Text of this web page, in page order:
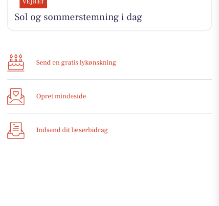
VEJRET
Sol og sommerstemning i dag
Send en gratis lykønskning
Opret mindeside
Indsend dit læserbidrag